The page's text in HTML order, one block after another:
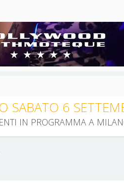
EVENTI MILANO